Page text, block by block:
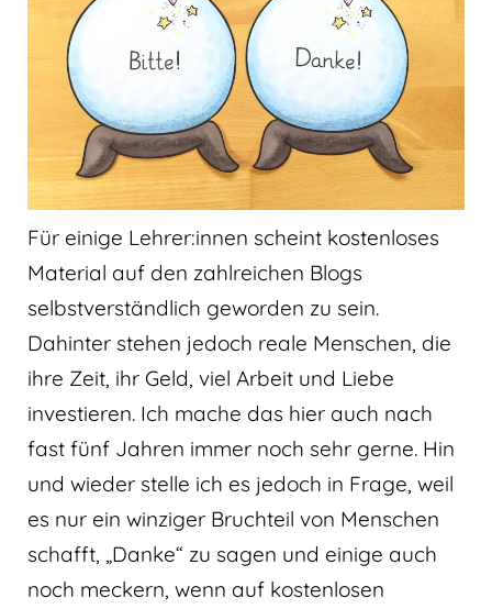
Für einige Lehrer:innen scheint kostenloses
Material auf den zahlreichen Blogs
selbstverständlich geworden zu sein.
Dahinter stehen jedoch reale Menschen, die
ihre Zeit, ihr Geld, viel Arbeit und Liebe
investieren. Ich mache das hier auch nach
fast fünf Jahren immer noch sehr gerne. Hin
und wieder stelle ich es jedoch in Frage, weil
es nur ein winziger Bruchteil von Menschen
schafft, „Danke“ zu sagen und einige auch
noch meckern, wenn auf kostenlosen